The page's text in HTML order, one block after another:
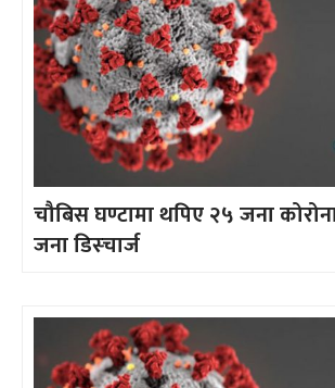
चौबिस घण्टामा थपिए २५ जना
जना डिस्चार्ज